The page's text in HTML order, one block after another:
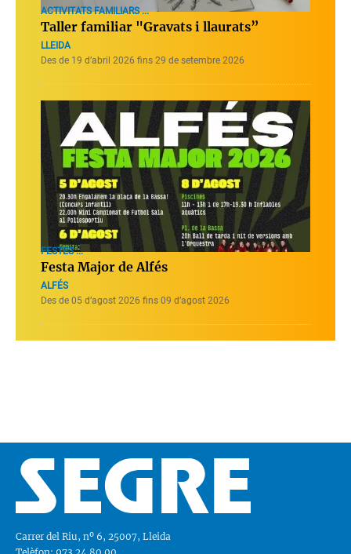
ACTIVITATS FAMILIARS ...
Taller familiar "Gravats i llaurats”
LLEIDA
Des de 19 d’abril 2026 fins 29 de setembre 2026
FESTES ...
Festa Major de Alfés
ALFÉS
Des de 05 d’agost 2026 fins 09 d’agost 2026
Carrer del Riu, nº 6, 25007, Lleida